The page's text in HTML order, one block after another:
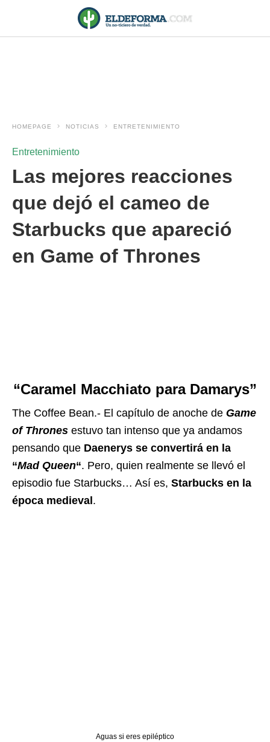
HOMEPAGE NOTICIAS ENTRETENIMIENTO
Entretenimiento
Las mejores reacciones
que dejó el cameo de
Starbucks que apareció
en Game of Thrones
“Caramel Macchiato para Damarys”
The Coffee Bean.- El capítulo de anoche de Game
of Thrones estuvo tan intenso que ya andamos
pensando que Daenerys se convertirá en la
“Mad Queen“. Pero, quien realmente se llevó el
episodio fue Starbucks… Así es, Starbucks en la
época medieval .
Aguas si eres epiléptico